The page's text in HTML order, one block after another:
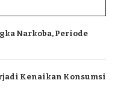
Narkoba, Periode
Kenaikan Konsumsi